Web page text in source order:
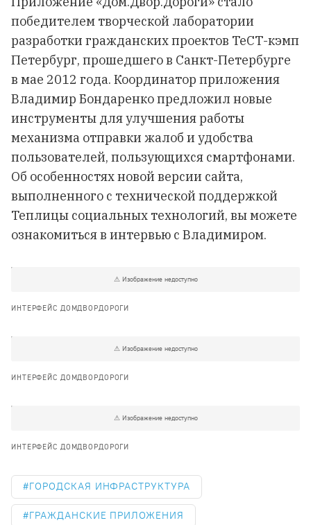
победителем творческой лаборатории
разработки гражданских проектов ТеСТ-кэмп
Петербург, прошедшего в Санкт-Петербурге
в мае 2012 года. Координатор приложения
Владимир Бондаренко предложил новые
инструменты для улучшения работы
механизма отправки жалоб и удобства
пользователей, пользующихся смартфонами.
Об особенностях новой версии сайта,
выполненного с технической поддержкой
Теплицы социальных технологий, вы можете
ознакомиться в интервью с Владимиром.
ИНТЕРФЕЙС ДОМДВОРДОРОГИ
ИНТЕРФЕЙС ДОМДВОРДОРОГИ
ИНТЕРФЕЙС ДОМДВОРДОРОГИ
ГОРОДСКАЯ ИНФРАСТРУКТУРА
ГРАЖДАНСКИЕ ПРИЛОЖЕНИЯ